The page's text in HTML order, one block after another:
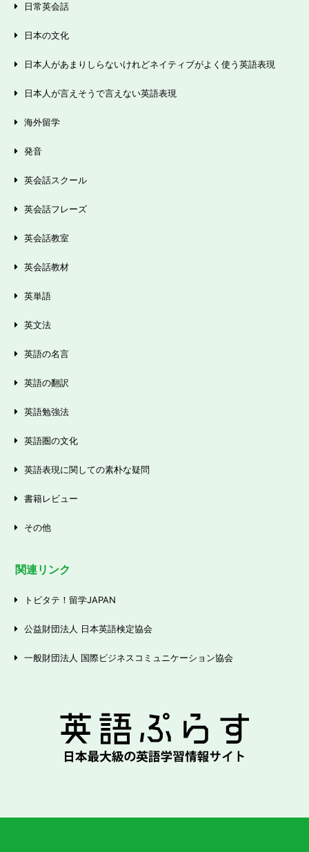
日常英会話
日本の文化
日本人があまりしらないけれどネイティブがよく使う英語表現
日本人が言えそうで言えない英語表現
海外留学
発音
英会話スクール
英会話フレーズ
英会話教室
英会話教材
英単語
英文法
英語の名言
英語の翻訳
英語勉強法
英語圏の文化
英語表現に関しての素朴な疑問
書籍レビュー
その他
関連リンク
トビタテ！留学JAPAN
公益財団法人 日本英語検定協会
一般財団法人 国際ビジネスコミュニケーション協会